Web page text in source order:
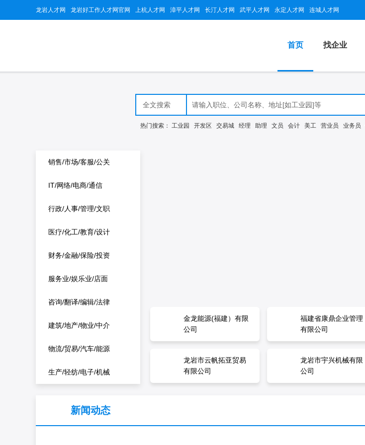
龙岩人才网 龙岩好工作人才网官网 上杭人才网 漳平人才网 长汀人才网 武平人才网 永定人才网 连城人才网
首页 找企业
热门搜索： 工业园 开发区 交易城 经理 助理 文员 会计 美工 营业员 业务员
销售/市场/客服/公关
IT/网络/电商/通信
行政/人事/管理/文职
医疗/化工/教育/设计
财务/金融/保险/投资
服务业/娱乐业/店面
咨询/翻译/编辑/法律
建筑/地产/物业/中介
物流/贸易/汽车/能源
生产/轻纺/电子/机械
深圳市万象美物业管
理有限公司龙岩分公
司
龙岩市上杭县古石岩
米酒酿制厂
金龙能源(福建）有限
公司
福建省康鼎企业管理
有限公司
龙岩市云帆拓亚贸易
有限公司
龙岩市宇兴机械有限
公司
深圳市万象美物业管
理有限公司龙岩分公
司
龙岩市上杭县古石岩
米酒酿制厂
金龙能源(福建）有限
公司
福建省康鼎企业管理
有限公司
龙岩市云帆拓亚贸易
有限公司
龙岩市宇兴机械有限
公司
新闻动态